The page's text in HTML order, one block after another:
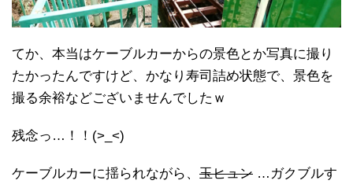
てか、本当はケーブルカーからの景色とか写真に撮り
たかったんですけど、かなり寿司詰め状態で、景色を
撮る余裕などございませんでしたｗ
残念っ…！！(>_<)
ケーブルカーに揺られながら、 玉ヒュン …ガクブルす